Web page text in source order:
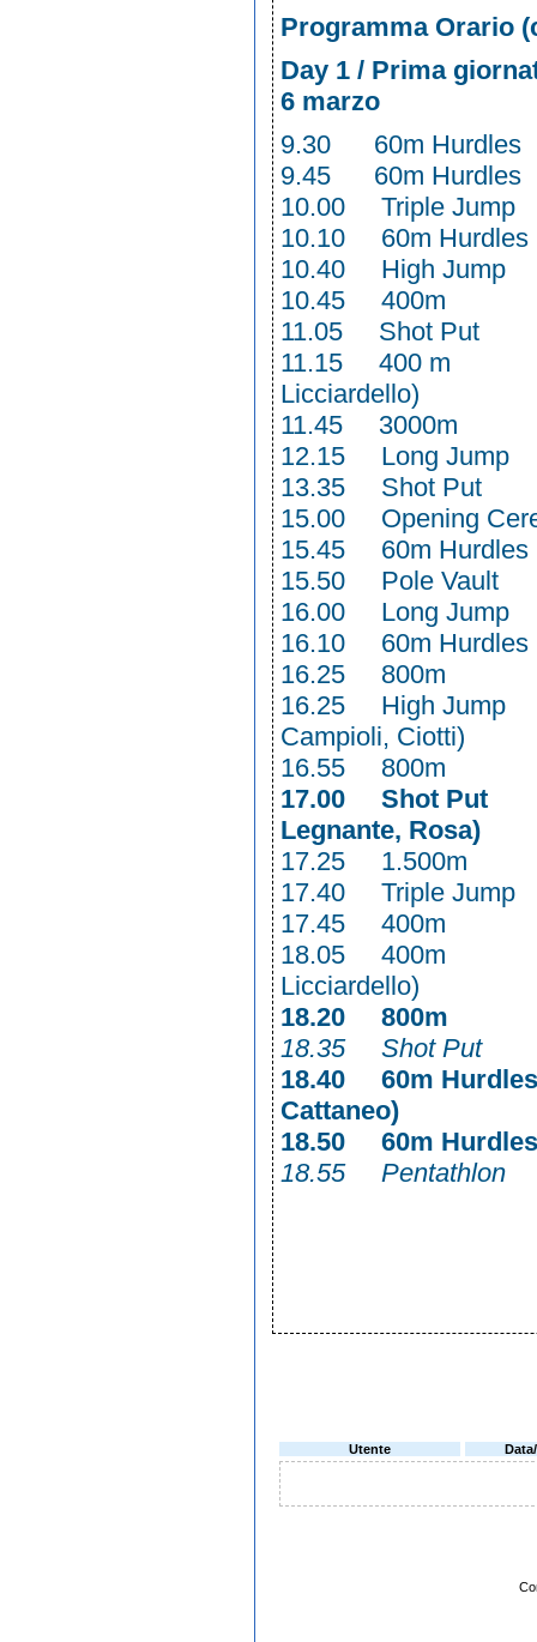
Programma Orario
Day 1 /
6 marzo
9.30 60m
9.45 60m
10.00 Triple
10.10 60m
10.40 High
10.45
11.05 Shot
11.15 400
Licciardello)
11.45
12.15 Long
13.35 Shot
15.00
15.45 60m
15.50 Pole
16.00 Long
16.10 60m
16.25 800m
16.25 High
Campioli, Ciotti)
16.55 800m
17.00
Legnante, Rosa)
17.25
17.40 Triple
17.45 400m
18.05 400m
Licciardello)
18.20
18.35 Shot Put
18.40 60m
Cattaneo)
18.50 60m
18.55
Utente